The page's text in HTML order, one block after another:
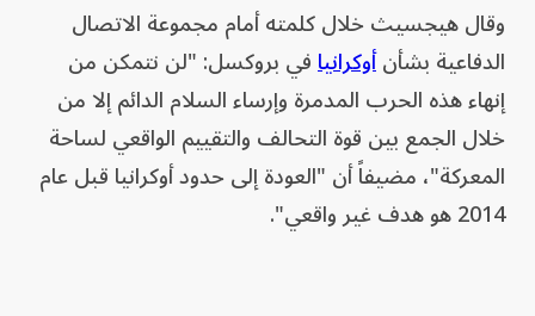
وقال هيجسيث خلال كلمته أمام مجموعة الاتصال
الدفاعية بشأنأوكرانيافي بروكسل: "لن نتمكن من
إنهاء هذه الحرب المدمرة وإرساء السلام الدائم إلا من
خلال الجمع بين قوة التحالف والتقييم الواقعي لساحة
المعركة"، مضيفاً أن "العودة إلى حدود أوكرانيا قبل عام
2014 هو هدف غير واقعي".